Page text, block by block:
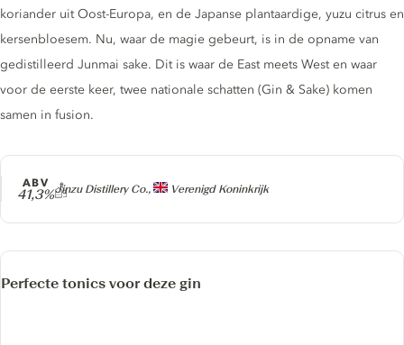
Producer
Jinzu Distillery Co., Verenigd Koninkrijk
ABV
41,3%
koriander uit Oost-Europa, en de Japanse plantaardige, yuzu citrus en
kersenbloesem. Nu, waar de magie gebeurt, is in de opname van
gedistilleerd Junmai sake. Dit is waar de East meets West en waar
voor de eerste keer, twee nationale schatten (Gin & Sake) komen
samen in fusion.
Perfecte tonics voor deze gin